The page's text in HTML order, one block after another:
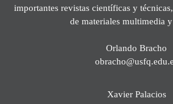
importantes revistas científicas y
de materiales multimedia y
Orlando Bracho
Xavier Palacios